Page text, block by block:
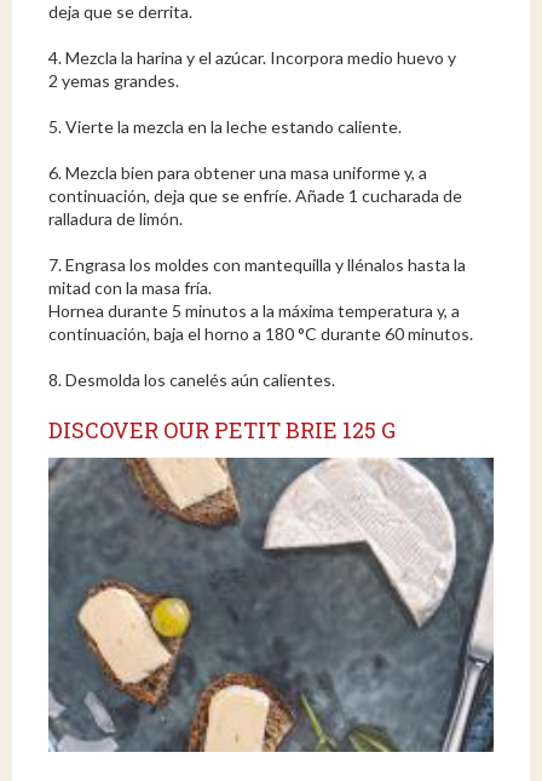
deja que se derrita.
4. Mezcla la harina y el azúcar. Incorpora medio huevo y
2 yemas grandes.
5. Vierte la mezcla en la leche estando caliente.
6. Mezcla bien para obtener una masa uniforme y, a
continuación, deja que se enfríe. Añade 1 cucharada de
ralladura de limón.
7. Engrasa los moldes con mantequilla y llénalos hasta la
mitad con la masa fría.
Hornea durante 5 minutos a la máxima temperatura y, a
continuación, baja el horno a 180 °C durante 60 minutos.
8. Desmolda los canelés aún calientes.
DISCOVER OUR PETIT BRIE 125 G